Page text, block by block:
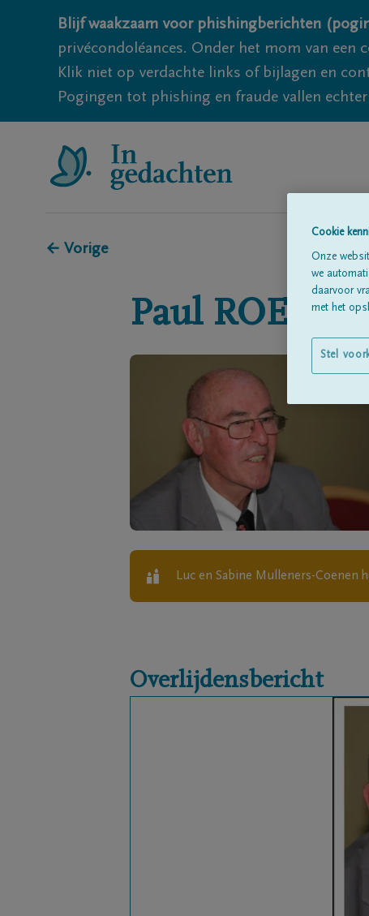
Blijf waakzaam voor phishingberichten
privécondoléances. Onder het mom van een
Klik niet op verdachte links of bijlagen en
Pogingen tot phishing en fraude vallen
← Vorige
Paul
Luc en Sabine Mulleners-Coenen
Overlijdensbericht
Cookie
Onze
we
daarvoor
met het
Stel